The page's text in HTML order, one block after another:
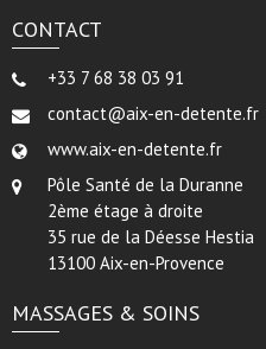
CONTACT
+33 7 68 38 03 91
contact@aix-en-detente.fr
www.aix-en-detente.fr
Pôle Santé de la Duranne
2ème étage à droite
35 rue de la Déesse Hestia
13100 Aix-en-Provence
MASSAGES & SOINS